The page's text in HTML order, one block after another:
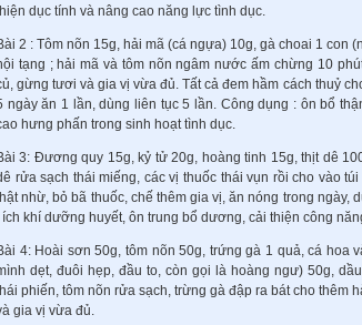
dục tính và nâng cao năng lực tình dục.
2 : Tôm nõn 15g, hải mã (cá ngựa) 10g, gà choai 1 con
tạng ; hải mã và tôm nõn ngâm nước ấm chừng 10
gừng tươi và gia vị vừa đủ. Tất cả đem hầm cách thuỷ
ngày ăn 1 lần, dùng liên tục 5 lần. Công dụng : ôn bổ
hưng phấn trong sinh hoạt tình dục.
3: Đương quy 15g, kỷ tử 20g, hoàng tinh 15g, thịt dê
rửa sạch thái miếng, các vị thuốc thái vụn rồi cho vào
nhừ, bỏ bã thuốc, chế thêm gia vị, ăn nóng trong ngày,
ích khí dưỡng huyết, ôn trung bổ dương, cải thiện công
4:Hoài sơn 50g, tôm nõn 50g, trứng gà 1 quả, cá hoa
dẹt, đuôi hẹp, đầu to, còn gọi là hoàng ngư) 50g,
phiến, tôm nõn rửa sạch, trừng gà đập ra bát cho thêm
gia vị vừa đủ.